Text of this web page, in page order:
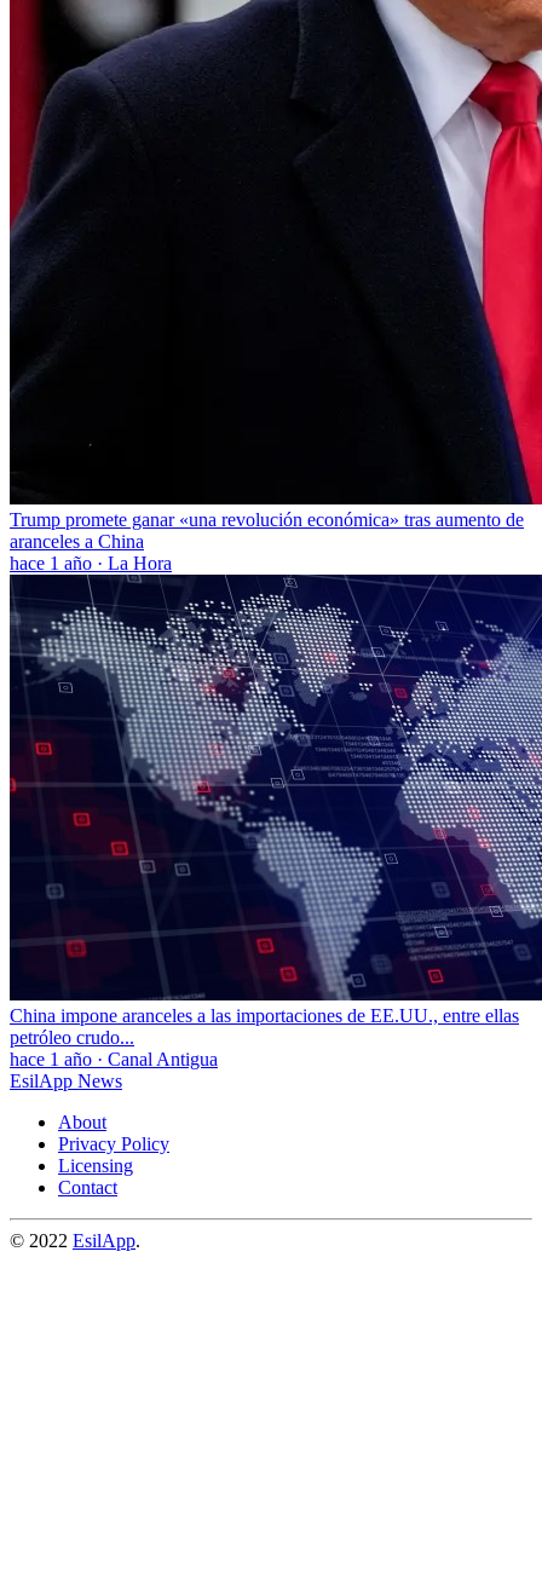
Trump promete ganar «una revolución económica» tras aumento de
aranceles a China
hace 1 año · La Hora
China impone aranceles a las importaciones de EE.UU., entre ellas
petróleo crudo...
hace 1 año · Canal Antigua
EsilApp News
About
Privacy Policy
Licensing
Contact
© 2022 EsilApp.